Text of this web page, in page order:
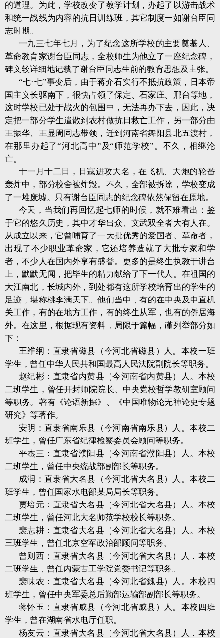
的道理。为此，学校改变了教学计划，办起了以游击战术
和统一战线为内容的抗日训练班，其它制度一如谢台臣同
志时期。
一九三七年七月，为了纪念这所学校的主要奠基人、
革命教育家谢台臣同志，全校师生为他立了一座纪念碑，
碑文较详细地记载了谢台臣同志生前的教育思想及主张。
“七·七”事变后，由于蒋介石实行不抵抗政策，日本帝
国主义长驱南下，很快占领了保定、石家庄、邢台等地，
这时学校已处于战火的包围中，无法再办下去，因此，决
定把一部分学生遣散到农村做抗日救亡工作，另一部分由
王振华、王显周同志带领，迁到河南省舞阳县北五渡村，
在那里办起了“河北高中”及“师范学校”。不久，相继沦
亡。
十一月十二日，日寇进攻大名，在飞机、大炮的轮番
轰炸中，部分校舍被炸毁。不久，全部被拆除，学校变成
了一堆废墟。只有谢台臣同志的纪念碑依然保留在原地。
今天，当我们再回忆起七师的时候，就不难看出：鉴
于它的悠久历史，其中才华出众、文武双全者大有人在。
从成立以来，它曾哺育了一大批优秀的爱国者、革命者，
出现了不少职业革命家，它还培养造就了大批专家和学
者，不少人在国内外享有盛誉。更多的是终生执教于讲台
上，默默无闻，把毕生的精力献给了下一代人。在祖国的
大江南北，长城内外，到处都有这所学校培育出的学生的
足迹，堪称桃李满天下。他们当中，有的在中央及中直机
关工作，有的在地方工作，有的终生从军，也有的侨居海
外。在这里，根据现有资料，局限于篇幅，谨列举部分如
下：
王维纲：直隶省磁县（今河北省磁县）人。本校一班
学生，曾任中华人民共和国最高人民法院副院长等职务。
赵纪彬：直隶省内黄县（今河南省内黄县）人。本校
二班学生，曾任开封师院院长、中央党校哲学教研室顾问
等职务。著有《论语新探》、《中国唯物论无神论史专题
研究》等著作。
安明：直隶省南乐县（今河南省南乐县）人。本校二
班学生，曾任广东省纪律检察委员会顾问等职务。
平杰三：直隶省濮阳县（今河南省濮阳县）人。本校
二班学生，曾任中央统战部副部长等职务。
成润：直隶省大名县（今河北省大名县）人。本校二
班学生，曾任国家水电部某局局长等职务。
贾培元：直隶省大名县（今河北省大名县）人。本校
二班学生，曾任河北大名师范学校校长等职务。
裴志耕：直隶省大名县（今河北省大名县）人。本校
三班学生，曾任北京空军政治部顾问等职务。
曾则西：直隶省大名县（今河北省大名县）人．本校
二班学生，曾任内蒙古工学院党委书记等职务。
裴味农：直隶省大名县（今河北省魏县）人。本校四
班学生，曾任中央军委总后勤部运输部副部长等职务。
蒋怀玉：直隶省威县（今河北省威县）人。本校四班
学生，曾在湖南省水电厅任职。
杨友云：直隶省大名县（今河北省大名县）人．本校